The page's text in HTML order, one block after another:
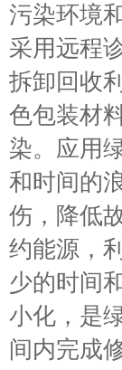
污染环境
采用远程
拆卸回收
色包装材
染。应用
和时间的
伤，降低
约能源，
少的时间
小化，是
间内完成